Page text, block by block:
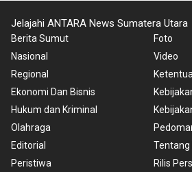
Jelajahi ANTARA News Sumatera Utara
Berita Sumut
Nasional
Regional
Ekonomi Dan Bisnis
Hukum dan Kriminal
Olahraga
Editorial
Peristiwa
Foto
Video
Tentang
Rilis Pers